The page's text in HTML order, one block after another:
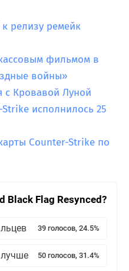
релизу ремейк
фильмом в
войны»
с Кровавой Луной
исполнилось 25
Counter-Strike по
Black Flag Resynced?
39 голосов, 24.5%
50 голосов, 31.4%